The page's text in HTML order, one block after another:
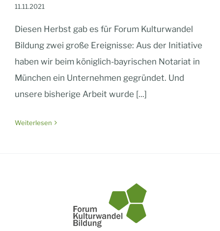
11.11.2021
Diesen Herbst gab es für Forum Kulturwandel
Bildung zwei große Ereignisse: Aus der Initiative
haben wir beim königlich-bayrischen Notariat in
München ein Unternehmen gegründet. Und
unsere bisherige Arbeit wurde [...]
Weiterlesen